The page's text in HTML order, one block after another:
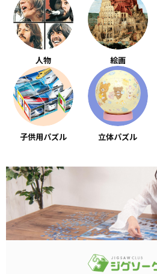
人物 絵画
子供用パズル 立体パズル